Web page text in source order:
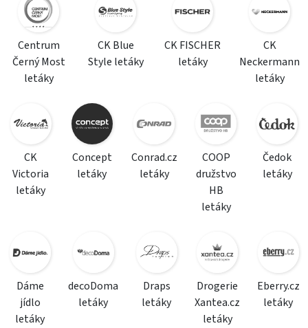
Centrum
Černý Most
letáky
CK Blue
Style letáky
CK FISCHER
letáky
CK
Neckermann
letáky
CK
Victoria
letáky
Concept
letáky
Conrad.cz
letáky
COOP
družstvo
HB
letáky
Čedok
letáky
Dáme
jídlo
letáky
decoDoma
letáky
Draps
letáky
Drogerie
Xantea.cz
letáky
Eberry.cz
letáky